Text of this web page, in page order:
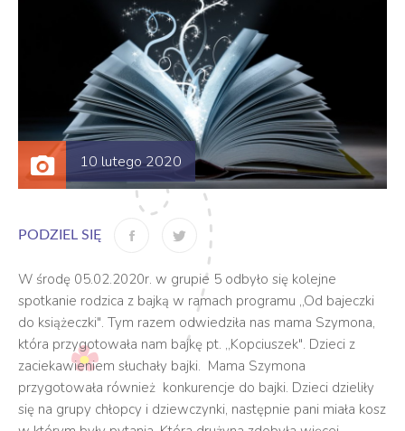
10 lutego 2020
PODZIEL SIĘ
W środę 05.02.2020r. w grupie 5 odbyło się kolejne
spotkanie rodzica z bajką w ramach programu ,,Od bajeczki
do książeczki". Tym razem odwiedziła nas mama Szymona,
która przygotowała nam bajkę pt. ,,Kopciuszek". Dzieci z
zaciekawieniem słuchały bajki. Mama Szymona
przygotowała również konkurencje do bajki. Dzieci dzieliły
się na grupy chłopcy i dziewczynki, następnie pani miała kosz